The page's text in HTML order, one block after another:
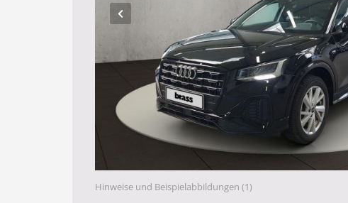
Hinweise und Beispielabbildungen (1)